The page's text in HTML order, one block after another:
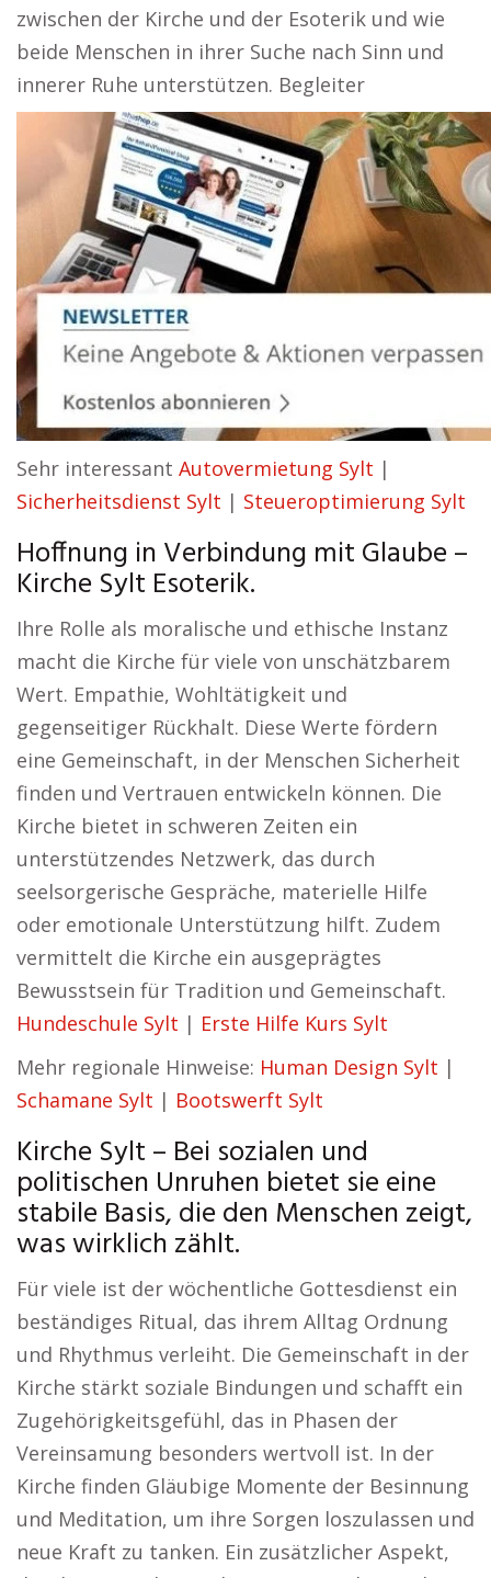
zwischen der Kirche und der Esoterik und wie
beide Menschen in ihrer Suche nach Sinn und
innerer Ruhe unterstützen. Begleiter
Sehr interessant Autovermietung Sylt |
Sicherheitsdienst Sylt | Steueroptimierung Sylt
Hoffnung in Verbindung mit Glaube –
Kirche Sylt Esoterik.
Ihre Rolle als moralische und ethische Instanz
macht die Kirche für viele von unschätzbarem
Wert. Empathie, Wohltätigkeit und
gegenseitiger Rückhalt. Diese Werte fördern
eine Gemeinschaft, in der Menschen Sicherheit
finden und Vertrauen entwickeln können. Die
Kirche bietet in schweren Zeiten ein
unterstützendes Netzwerk, das durch
seelsorgerische Gespräche, materielle Hilfe
oder emotionale Unterstützung hilft. Zudem
vermittelt die Kirche ein ausgeprägtes
Bewusstsein für Tradition und Gemeinschaft.
Hundeschule Sylt | Erste Hilfe Kurs Sylt
Mehr regionale Hinweise: Human Design Sylt |
Schamane Sylt | Bootswerft Sylt
Kirche Sylt – Bei sozialen und
politischen Unruhen bietet sie eine
stabile Basis, die den Menschen zeigt,
was wirklich zählt.
Für viele ist der wöchentliche Gottesdienst ein
beständiges Ritual, das ihrem Alltag Ordnung
und Rhythmus verleiht. Die Gemeinschaft in der
Kirche stärkt soziale Bindungen und schafft ein
Zugehörigkeitsgefühl, das in Phasen der
Vereinsamung besonders wertvoll ist. In der
Kirche finden Gläubige Momente der Besinnung
und Meditation, um ihre Sorgen loszulassen und
neue Kraft zu tanken. Ein zusätzlicher Aspekt,